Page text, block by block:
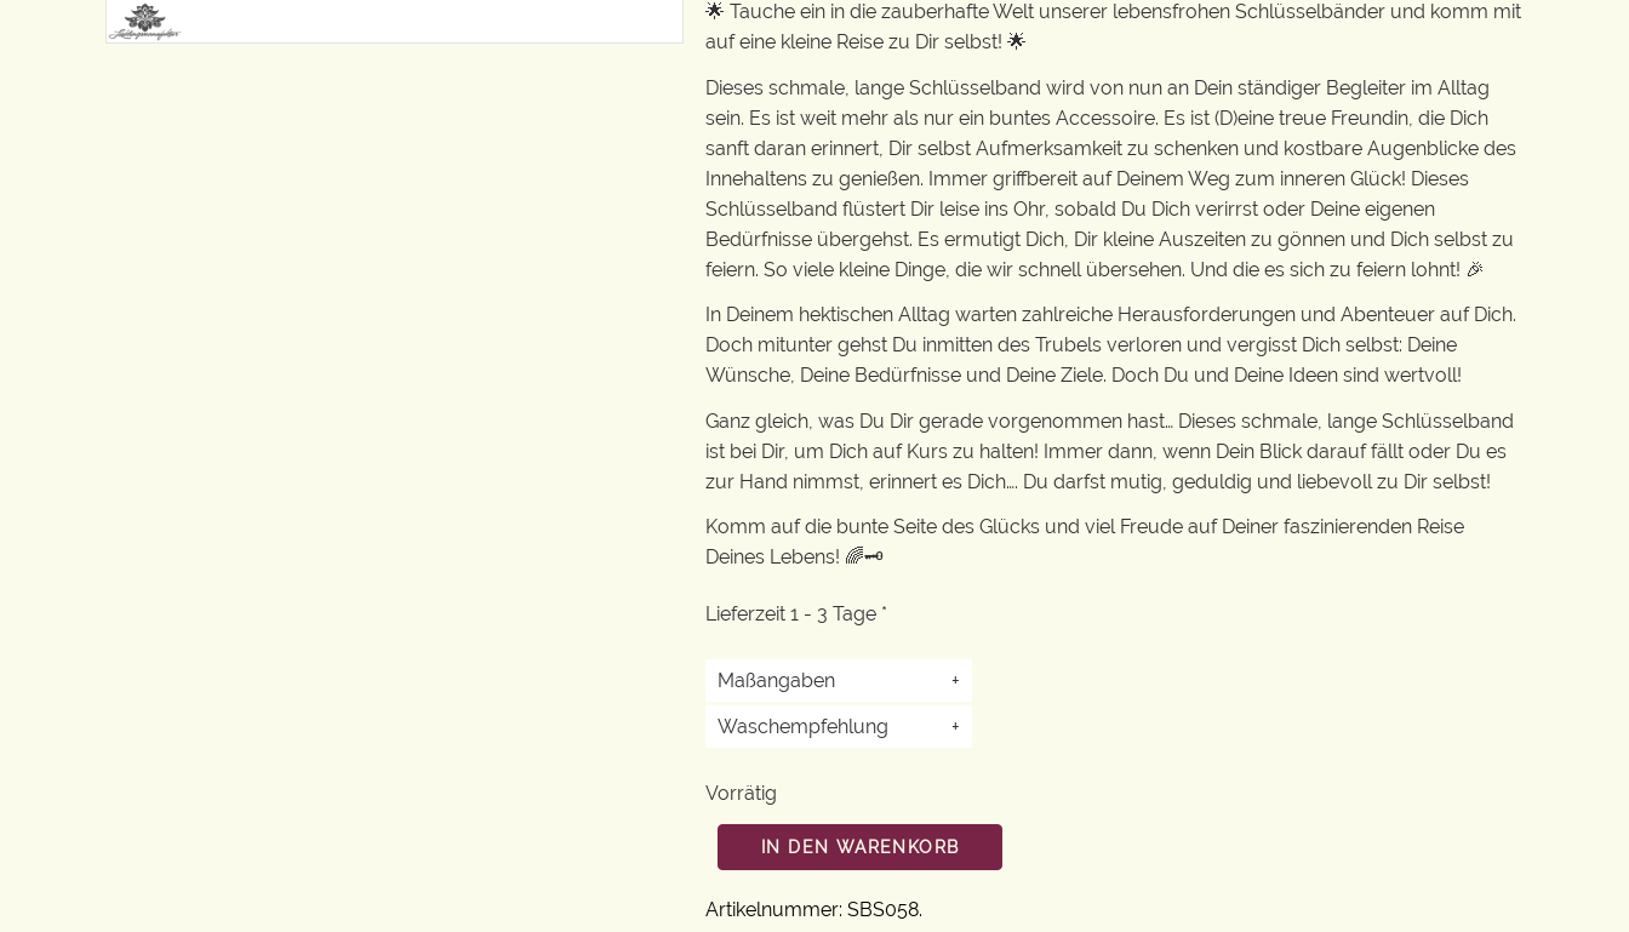
🌟 Tauche ein in die zauberhafte Welt unserer lebensfrohen Schlüsselbänder und komm mit
auf eine kleine Reise zu Dir selbst! 🌟
Dieses schmale, lange Schlüsselband wird von nun an Dein ständiger Begleiter im Alltag
sein. Es ist weit mehr als nur ein buntes Accessoire. Es ist (D)eine treue Freundin, die Dich
sanft daran erinnert, Dir selbst Aufmerksamkeit zu schenken und kostbare Augenblicke des
Innehaltens zu genießen. Immer griffbereit auf Deinem Weg zum inneren Glück! Dieses
Schlüsselband flüstert Dir leise ins Ohr, sobald Du Dich verirrst oder Deine eigenen
Bedürfnisse übergehst. Es ermutigt Dich, Dir kleine Auszeiten zu gönnen und Dich selbst zu
feiern. So viele kleine Dinge, die wir schnell übersehen. Und die es sich zu feiern lohnt! 🎉
In Deinem hektischen Alltag warten zahlreiche Herausforderungen und Abenteuer auf Dich.
Doch mitunter gehst Du inmitten des Trubels verloren und vergisst Dich selbst: Deine
Wünsche, Deine Bedürfnisse und Deine Ziele. Doch Du und Deine Ideen sind wertvoll!
Ganz gleich, was Du Dir gerade vorgenommen hast… Dieses schmale, lange Schlüsselband
ist bei Dir, um Dich auf Kurs zu halten! Immer dann, wenn Dein Blick darauf fällt oder Du es
zur Hand nimmst, erinnert es Dich…. Du darfst mutig, geduldig und liebevoll zu Dir selbst!
Komm auf die bunte Seite des Glücks und viel Freude auf Deiner faszinierenden Reise
Deines Lebens! 🌈🗝️
Lieferzeit 1 - 3 Tage *
Maßangaben
+
Waschempfehlung
+
Vorrätig
IN DEN WARENKORB
Artikelnummer: SBS058.